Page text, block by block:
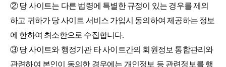
② 당 사이트는 다른 법령에 특별한 규정이 있는 경우를 제외
하고 귀하가 당 사이트 서비스 가입시 동의하여 제공하는 정보
에 한하여 최소한으로 수집합니다.
③ 당 사이트와 행정기관 타 사이트간의 회원정보 통합관리와
관련하여 본인이 동의한 경우에는 개인정보 등 관련정보를 행